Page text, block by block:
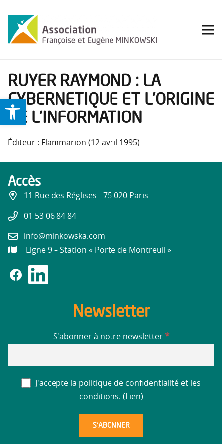
Ouvrir la barre d’outils
RUYER RAYMOND : LA
CYBERNETIQUE ET L’ORIGINE
DE L’INFORMATION
Éditeur : Flammarion (12 avril 1995)
Accès
11 Rue des Réglises - 75 020 Paris
01 53 06 84 84
info@minkowska.com
Ligne 9 – Station « Porte de Montreuil »
Newsletter
S'abonner à notre newsletter *
J'accepte la politique de confidentialité et les
conditions. ( Lien)